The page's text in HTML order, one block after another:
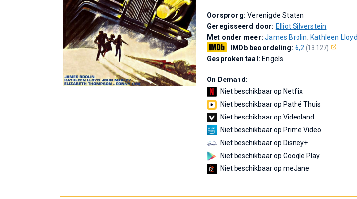
Oorsprong:Verenigde Staten
Geregisseerd door: Elliot Silverstein
Met onder meer:James Brolin, Kathleen Lloyd
IMDb beoordeling: 6,2 (13.127)
Gesproken taal: Engels
On Demand:
Niet beschikbaar op Netflix
Niet beschikbaar op Pathé Thuis
Niet beschikbaar op Videoland
Niet beschikbaar op Prime Video
Niet beschikbaar op Disney+
Niet beschikbaar op Google Play
Niet beschikbaar op meJane